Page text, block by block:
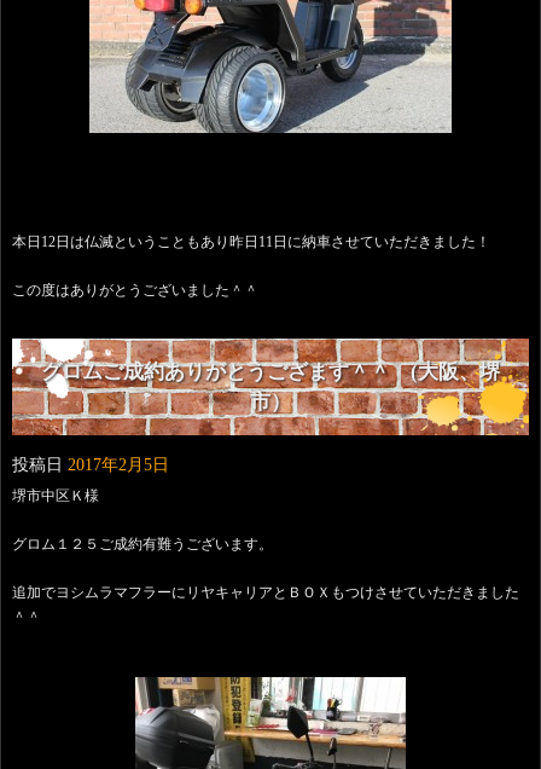
本日12日は仏滅ということもあり昨日11日に納車させていただきました！
この度はありがとうございました＾＾
グロムご成約ありがとうござます＾＾ (大阪、堺
市）
投稿日 2017年2月5日
堺市中区Ｋ様
グロム１２５ご成約有難うございます。
追加でヨシムラマフラーにリヤキャリアとＢＯＸもつけさせていただきました
＾＾